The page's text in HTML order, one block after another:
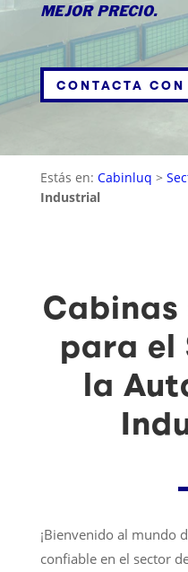
MEJOR PRECIO.
CONTACTA
Estás en: Cabinluq >
Industrial
para el
la
¡Bienvenido al mundo
confiable en el sector